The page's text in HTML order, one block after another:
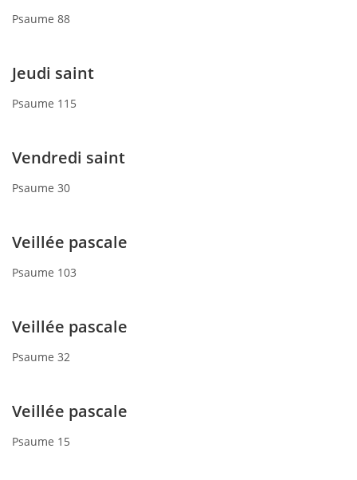
Psaume 88
Jeudi saint
Psaume 115
Vendredi saint
Psaume 30
Veillée pascale
Psaume 103
Veillée pascale
Psaume 32
Veillée pascale
Psaume 15